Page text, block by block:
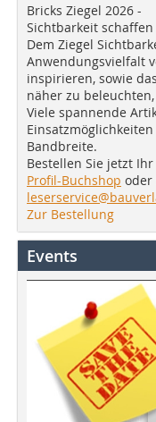
Bricks Ziegel 2026 -
Sichtbarkeit schaffen
Dem Ziegel
Anwendungsvielfalt
inspirieren, sowie
näher zu
Viele spannende
Bandbreite.
Bestellen Sie jetzt
Profil-Buchshop oder
Zur Bestellung
Events